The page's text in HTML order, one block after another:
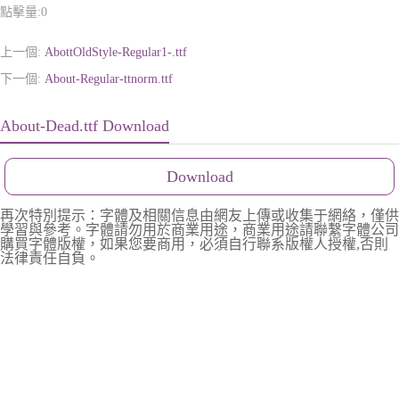
點擊量:0
上一個: AbottOldStyle-Regular1-.ttf
下一個: About-Regular-ttnorm.ttf
About-Dead.ttf Download
Download
再次特別提示：字體及相關信息由網友上傳或收集于網絡，僅供
學習與參考。字體請勿用於商業用途，商業用途請聯繫字體公司
購買字體版權，如果您要商用，必須自行聯系版權人授權,否則
法律責任自負。